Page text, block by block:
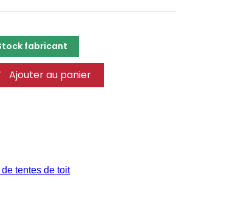
fabricant
Ajouter au panier
tentes de toit